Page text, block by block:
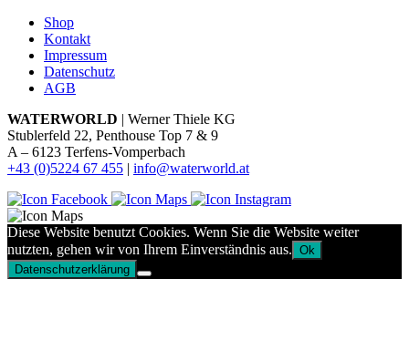
Shop
Kontakt
Impressum
Datenschutz
AGB
WATERWORLD | Werner Thiele KG
Stublerfeld 22, Penthouse Top 7 & 9
A – 6123 Terfens-Vomperbach
+43 (0)5224 67 455 | info@waterworld.at
Diese Website benutzt Cookies. Wenn Sie die Website weiter
nutzten, gehen wir von Ihrem Einverständnis aus. Ok
Datenschutzerklärung